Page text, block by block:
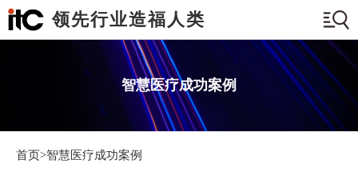
领先行业造福人类
智慧医疗成功案例
首页>智慧医疗成功案例